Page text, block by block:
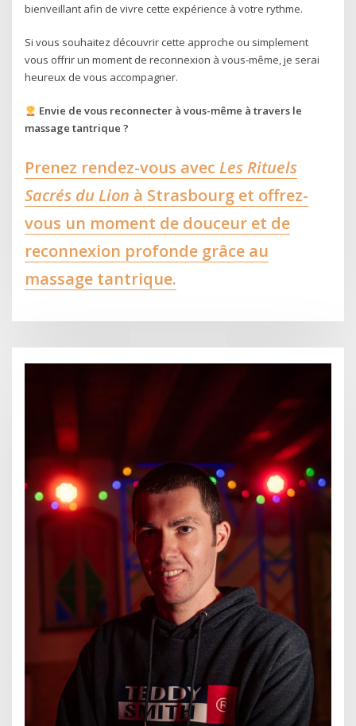
bienveillant afin de vivre cette expérience à votre rythme.
Si vous souhaitez découvrir cette approche ou simplement
vous offrir un moment de reconnexion à vous-même, je serai
heureux de vous accompagner.
Envie de vous reconnecter à vous-même à travers le
massage tantrique ?
Prenez rendez-vous avecLes Rituels
Sacrés du Lion à Strasbourg et offrez-
vous un moment de douceur et de
reconnexion profonde grâce au
massage tantrique.